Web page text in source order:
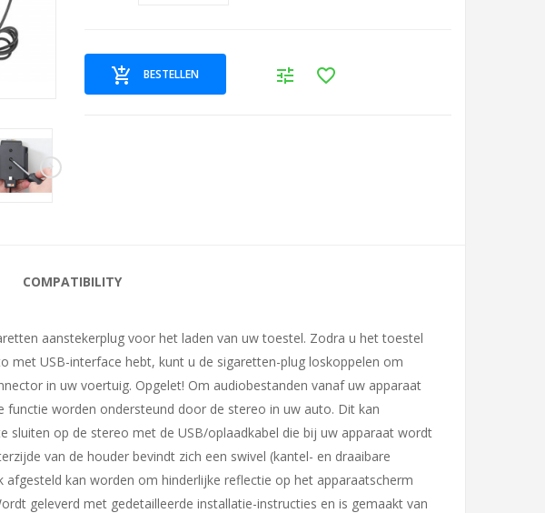
BESTELLEN
COMPATIBILITY
aanstekerplug voor het laden van uw toestel. Zodra u het toestel
met USB-interface hebt, kunt u de sigaretten-plug loskoppelen om
in uw voertuig. Opgelet! Om audiobestanden vanaf uw apparaat
functie worden ondersteund door de stereo in uw auto. Dit kan
sluiten op de stereo met de USB/oplaadkabel die bij uw apparaat wordt
van de houder bevindt zich een swivel (kantel- en draaibare
kan worden om hinderlijke reflectie op het apparaatscherm
geleverd met gedetailleerde installatie-instructies en is gemaakt van